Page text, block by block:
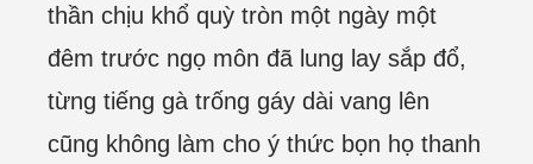
thần chịu khổ quỳ tròn một ngày một
đêm trước ngọ môn đã lung lay sắp đổ,
từng tiếng gà trống gáy dài vang lên
cũng không làm cho ý thức bọn họ thanh